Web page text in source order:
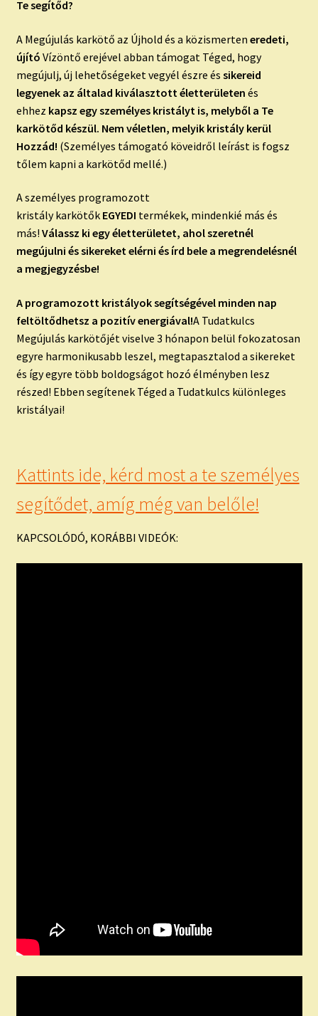
Te segítőd?
A Megújulás karkötő az Újhold és a közismerten eredeti,
újító Vízöntő erejével abban támogat Téged, hogy
megújulj, új lehetőségeket vegyél észre és sikereid
legyenek az általad kiválasztott életterületen és
ehhez kapsz egy személyes kristályt is, melyből a Te
karkötőd készül. Nem véletlen, melyik kristály kerül
Hozzád! (Személyes támogató köveidről leírást is fogsz
tőlem kapni a karkötőd mellé.)
A személyes programozott
kristálykarkötők EGYEDI termékek, mindenkié más és
más! Válassz ki egy életterületet, ahol szeretnél
megújulni és sikereket elérni és írd bele a megrendelésnél
a megjegyzésbe!
A programozott kristályok segítségével minden nap
feltöltődhetsz a pozitív energiával!A Tudatkulcs
Megújulás karkötőjét viselve 3 hónapon belül fokozatosan
egyre harmonikusabb leszel, megtapasztalod a sikereket
és így egyre több boldogságot hozó élményben lesz
részed! Ebben segítenek Téged a Tudatkulcs különleges
kristályai!
Kattints ide, kérd most a te személyes
segítődet, amíg még van belőle!
KAPCSOLÓDÓ, KORÁBBI VIDEÓK: